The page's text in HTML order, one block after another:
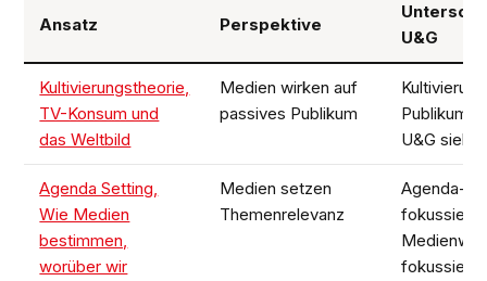
Ansatz Perspektive
U&G
Kultivierungstheorie,
TV-Konsum und
das Weltbild
Medien wirken auf
passives Publikum
Publikum
U&G sieht
Agenda Setting,
Wie Medien
bestimmen,
worüber wir
Medien setzen
Themenrelevanz
Agenda-
fokussiert
fokussiert